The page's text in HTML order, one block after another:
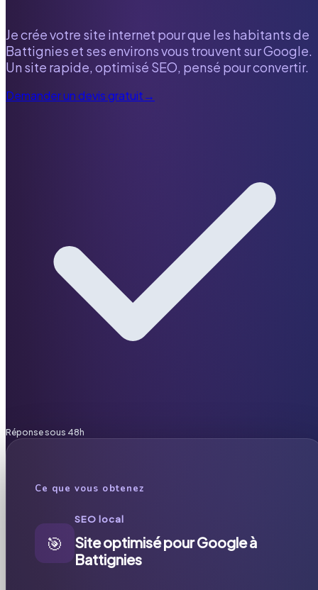
Je crée votre site internet pour que les habitants de
Battignies et ses environs vous trouvent sur Google.
Un site rapide, optimisé SEO, pensé pour convertir.
Demander un devis gratuit→
Réponse sous 48h
Ce que vous obtenez
🎯
SEO local
Site optimisé pour Google à
Battignies